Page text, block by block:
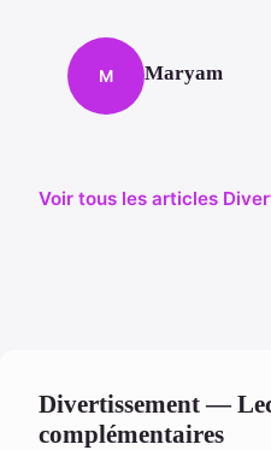
M Maryam
Voir tous les articles
Divertissement —
complémentaires